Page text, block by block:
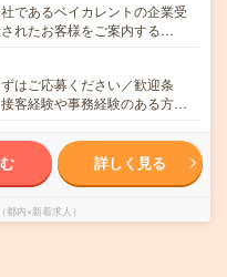
であるベイカレントの企業受
れたお客様をご案内する…
はご応募ください／歓迎条
客経験や事務経験のある方…
詳しく見る
都内×新着求人）